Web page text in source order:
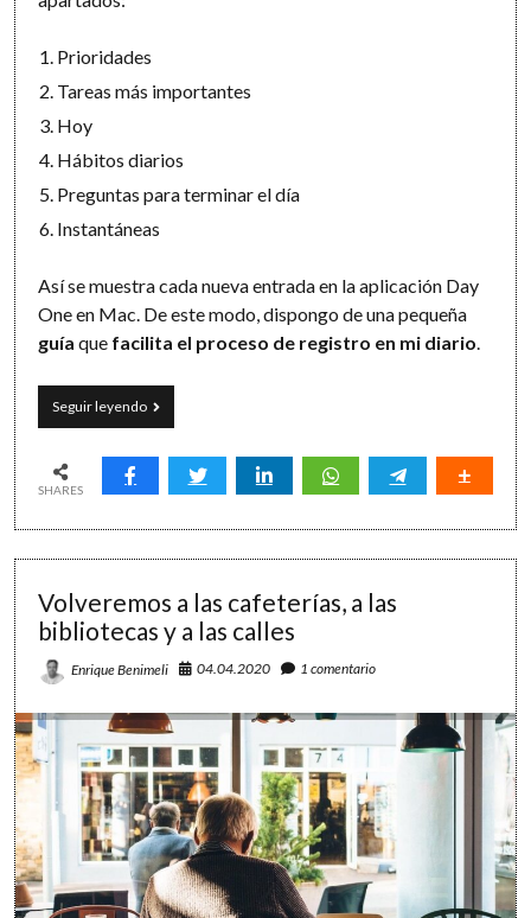
Prioridades
Tareas más importantes
Hoy
Hábitos diarios
Preguntas para terminar el día
Instantáneas
Así se muestra cada nueva entrada en la aplicación Day
One en Mac. De este modo, dispongo de una pequeña
guía que facilita el proceso de registro en mi diario
Seguir leyendoEl
buen
escribir
un
planificación
la
revisión
jornada
SHARES
Volveremos a las cafeterías, a las
bibliotecas y a las calles
Enrique Benimeli 04.04.2020 1 comentario